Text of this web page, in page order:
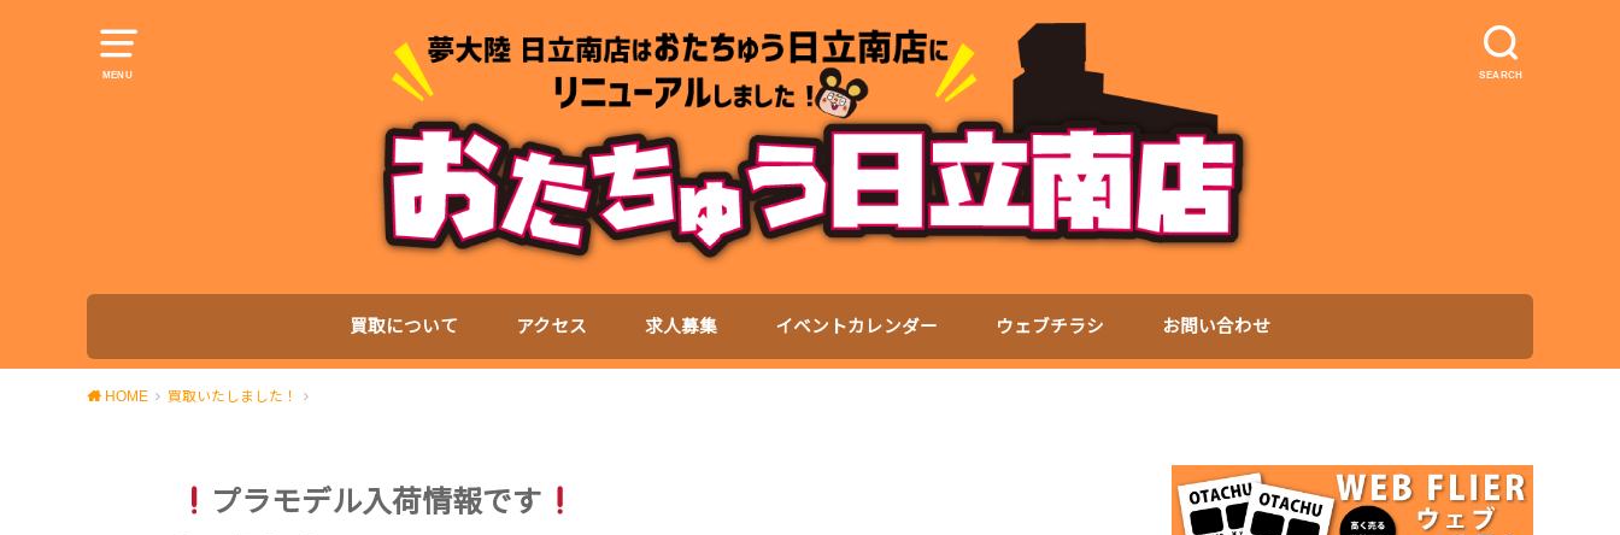
MENU SEARCH
買取について アクセス 求人募集 イベントカレンダー ウェブチラシ お問い合わせ
HOME 買取いたしました！
プラモデル入荷情報です